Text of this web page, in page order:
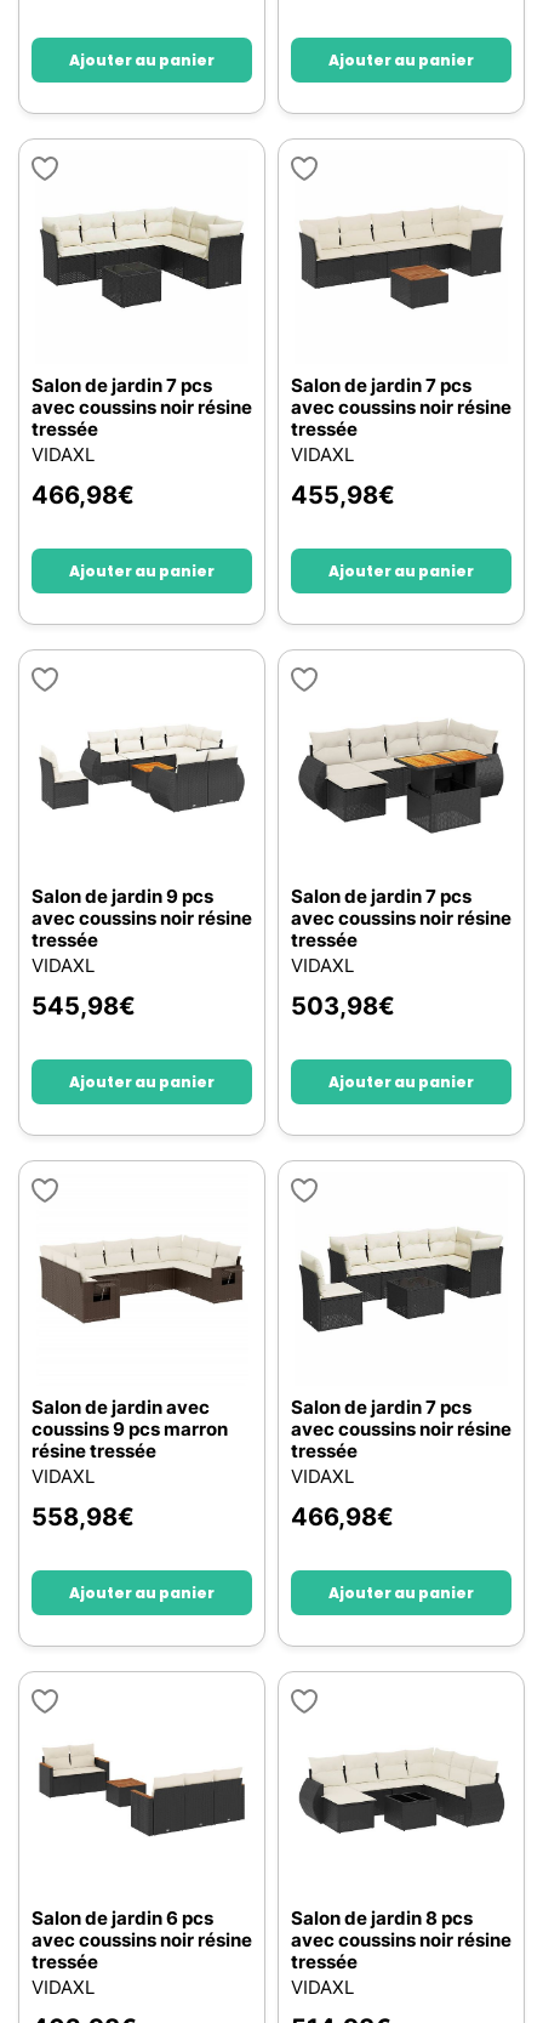
Ajouter au panier Ajouter au panier
Salon de jardin 7 pcs
avec coussins noir résine
tressée
VIDAXL
466,98€
Ajouter au panier
Salon de jardin 7 pcs
avec coussins noir résine
tressée
VIDAXL
455,98€
Ajouter au panier
Salon de jardin 9 pcs
avec coussins noir résine
tressée
VIDAXL
545,98€
Ajouter au panier
Salon de jardin 7 pcs
avec coussins noir résine
tressée
VIDAXL
503,98€
Ajouter au panier
Salon de jardin avec
coussins 9 pcs marron
résine tressée
VIDAXL
558,98€
Ajouter au panier
Salon de jardin 7 pcs
avec coussins noir résine
tressée
VIDAXL
466,98€
Ajouter au panier
Salon de jardin 6 pcs
avec coussins noir résine
tressée
VIDAXL
Salon de jardin 8 pcs
avec coussins noir résine
tressée
VIDAXL